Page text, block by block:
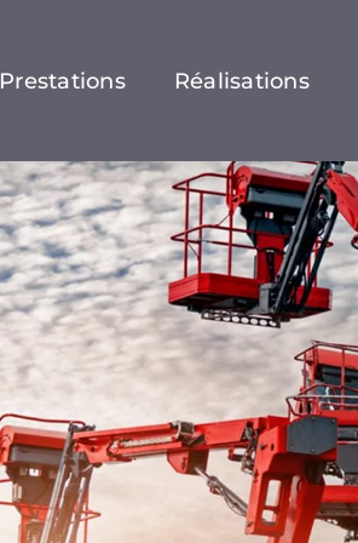
Prestations Réalisations